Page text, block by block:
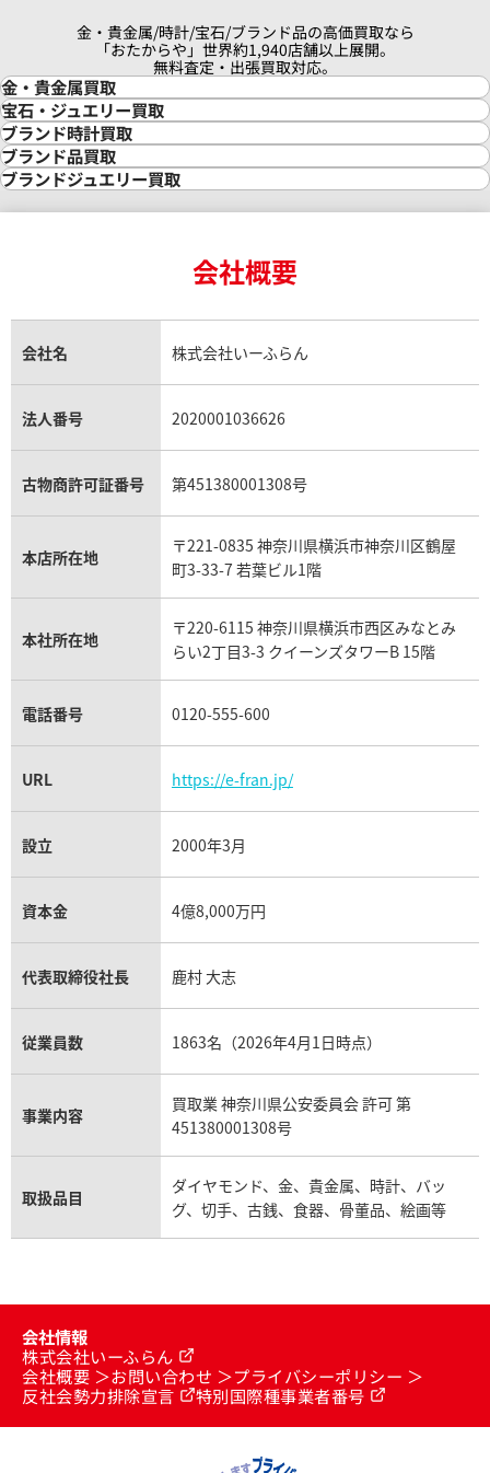
金・貴金属/時計/宝石/ブランド品の高価買取なら
「おたからや」世界約1,940店舗以上展開。
無料査定・出張買取対応。
金・貴金属買取
金買取
金の相場価格情報
金の参考買取価格一覧
インゴット買取
インゴットの相場価格情報
24金買取
金貨買取
貴金属買取
銀・シルバー買取
パラジウム買取
宝石・ジュエリー買取
宝石・ジュエリー買取
ダイヤモンド買取
ダイヤモンド・宝石の参考価格一覧
リング・結婚指輪買取
エメラルド買取
トパーズ買取
タンザナイト買取
キャッツアイ買取
アクアマリン買取
ブランド時計買取
時計買取
ロレックス買取
ロレックス デイトナ買取
ロレックス サブマリーナー買取
ロレックス エクスプローラー買取
ロレックス デイトジャスト買取
パテック フィリップノーチラス買取
ヴァシュロン・コンスタンタン買取
オメガ買取
カルティエ買取
フランク ミュラー買取
リシャール・ミル買取
パネライ買取
チューダー（チュードル）買取
ブランド品買取
ブランド買取
シャネル マトラッセ買取
セリーヌ買取
プラダ買取
ブランドジュエリー買取
ヴァンクリーフ＆アーペル買取
ショーメ買取
ダミアーニ買取
モーブッサン買取
会社概要
会社名 株式会社いーふらん
法人番号 2020001036626
古物商許可証番号 第451380001308号
本店所在地
〒221-0835 神奈川県横浜市神奈川区鶴屋
町3-33-7 若葉ビル1階
本社所在地
〒220-6115 神奈川県横浜市西区みなとみ
らい2丁目3-3 クイーンズタワーB 15階
電話番号 0120-555-600
URL https://e-fran.jp/
設立 2000年3月
資本金 4億8,000万円
代表取締役社長 鹿村 大志
従業員数 1863名（2026年4月1日時点）
事業内容
買取業 神奈川県公安委員会 許可 第
451380001308号
取扱品目
ダイヤモンド、金、貴金属、時計、バッ
グ、切手、古銭、食器、骨董品、絵画等
会社情報
株式会社いーふらん
会社概要
お問い合わせ
プライバシーポリシー
反社会勢力排除宣言
特別国際種事業者番号